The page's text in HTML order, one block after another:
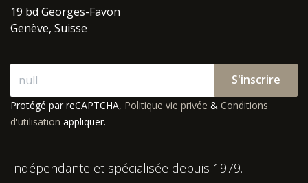
19 bd Georges-Favon
Genève, Suisse
S'inscrire
Protégé par reCAPTCHA, Politique vie privée & Conditions
d'utilisation appliquer.
Indépendante et spécialisée depuis 1979.